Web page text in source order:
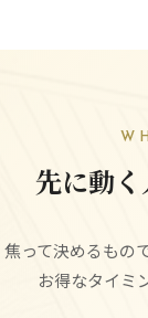
先に動く
焦って決めるもので
お得なタイミ